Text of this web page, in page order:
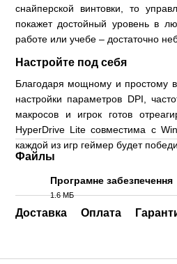
снайперской винтовки, то
покажет достойный уровень в
работе или учебе – достаточно
Настройте под себя
Благодаря мощному и простому
настройки параметров DPI,
макросов и игрок готов
HyperDrive Lite совместима с
каждой из игр геймер будет
Файлы
Програмне забезпечення
1.6 МБ
Доставка Оплата